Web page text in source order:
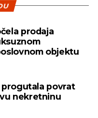
vrata, bez
prodaja
objektu
progutala povrat
nekretninu